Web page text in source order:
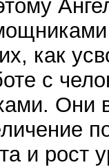
как
с
Они
и рост